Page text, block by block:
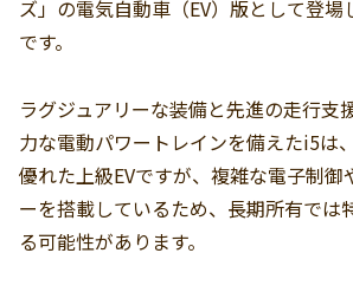
ズ」の電気自動車（EV）版として登場
です。
ラグジュアリーな装備と先進の走行支
力な電動パワートレインを備えたi5は
優れた上級EVですが、複雑な電子制御
ーを搭載しているため、長期所有では
る可能性があります。